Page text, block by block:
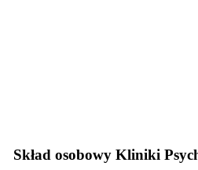
Skład osobowy Kliniki